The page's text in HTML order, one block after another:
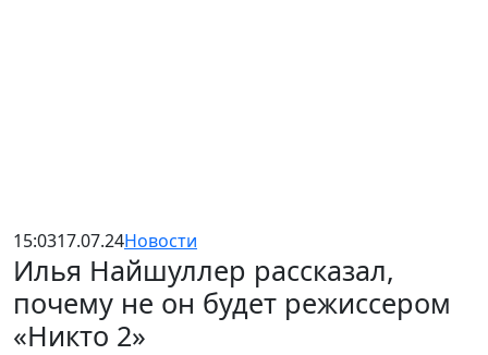
15:0317.07.24Новости
Илья Найшуллер рассказал,
почему не он будет режиссером
«Никто 2»